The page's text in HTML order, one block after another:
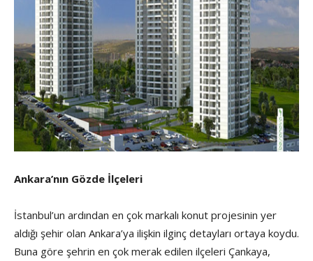
Ankara’nın Gözde İlçeleri
İstanbul’un ardından en çok markalı konut projesinin yer
aldığı şehir olan Ankara’ya ilişkin ilginç detayları ortaya koydu.
Buna göre şehrin en çok merak edilen ilçeleri Çankaya,